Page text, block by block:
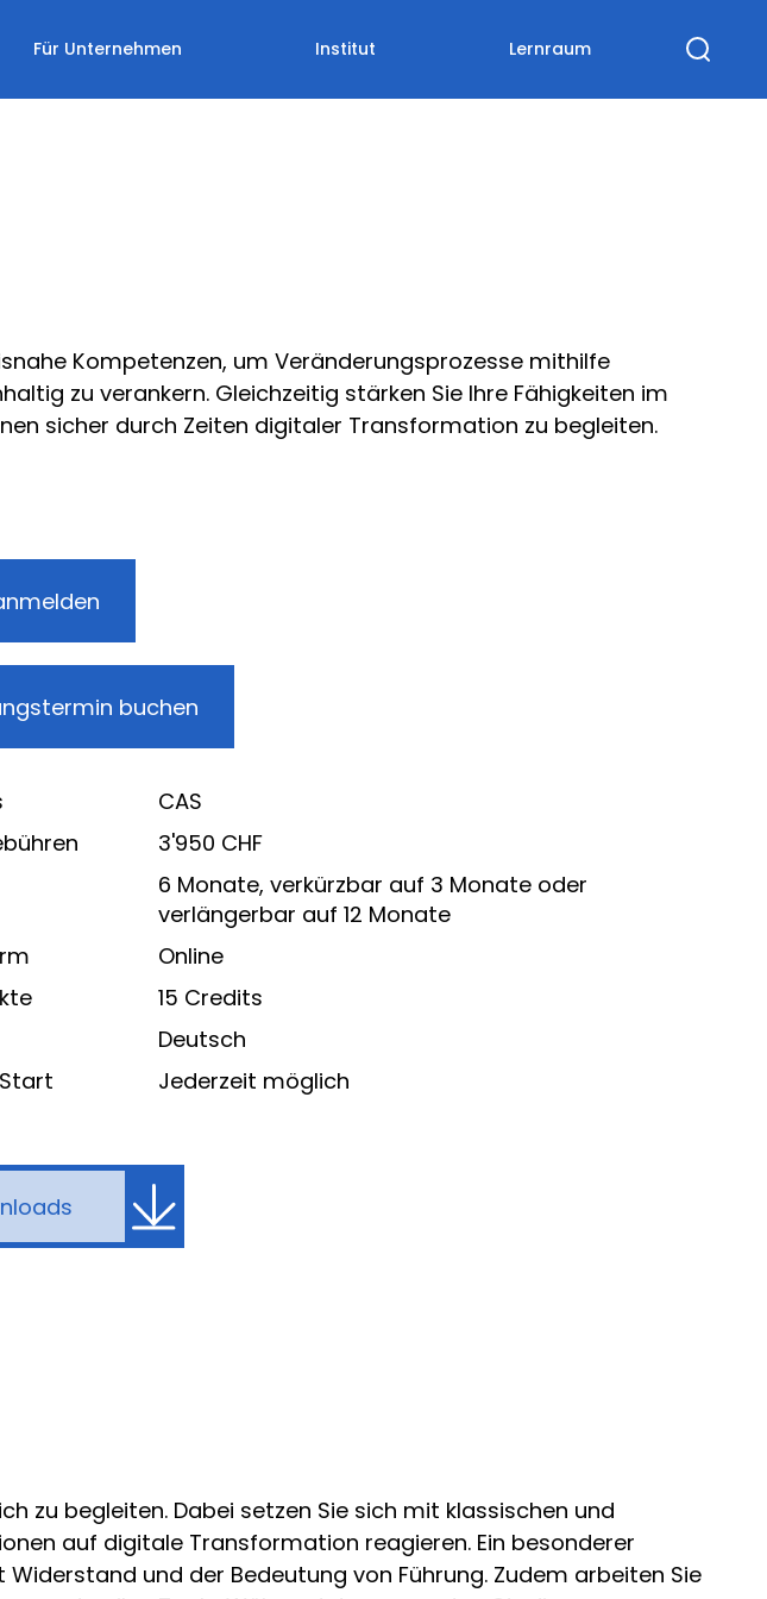
Für Unternehmen Institut Lernraum
Kompetenzen, um Veränderungsprozesse mithilfe
zu verankern. Gleichzeitig stärken Sie Ihre Fähigkeiten im
sicher durch Zeiten digitaler Transformation zu begleiten.
buchen
CAS
3'950 CHF
6 Monate, verkürzbar auf 3 Monate oder
verlängerbar auf 12 Monate
Online
15 Credits
Deutsch
Jederzeit möglich
zu begleiten. Dabei setzen Sie sich mit klassischen und
auf digitale Transformation reagieren. Ein besonderer
und der Bedeutung von Führung. Zudem arbeiten Sie